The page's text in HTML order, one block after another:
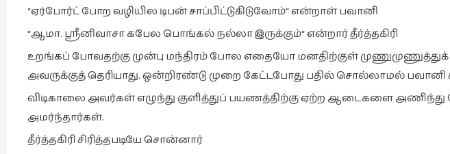
“ஏர்போர்ட் போற வழியில டிபன் சாப்பிட்டுகிடுவோம்“ என்றாள் பவானி
“ஆமா. ஸ்ரீனிவாசா கபேல பொங்கல் நல்லா இருக்கும்“ என்றார் தீர்த்தகிரி
உறங்கப் போவதற்கு முன்பு மந்திரம் போல எதையோ மனதிற்குள்
அவருக்குத் தெரியாது. ஒன்றிரண்டு முறை கேட்டபோது பதில் சொல்லாமல் பவானி
விடிகாலை அவர்கள் எழுந்து குளித்துப் பயணத்திற்கு ஏற்ற ஆடைகளை
அமர்ந்தார்கள்.
தீர்த்தகிரி சிரித்தபடியே சொன்னார்